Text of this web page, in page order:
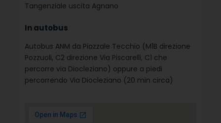
Tangenziale uscita Agnano
In autobus
Autobus ANM da Piazzale Tecchio (M1B direzione
Pozzuoli, C2 direzione Via Piscarelli, C1 che
percorre via Diocleziano) oppure a piedi
percorrendo Via Diocleziano (20 min circa)